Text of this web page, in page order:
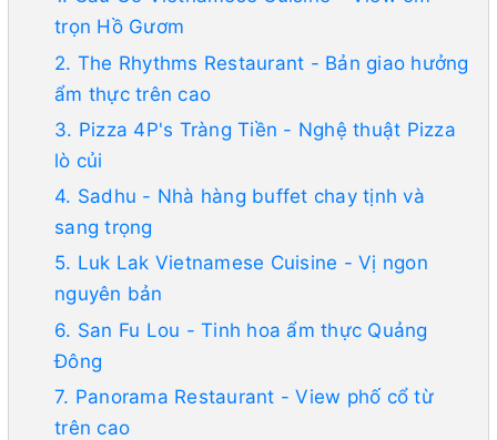
trọn Hồ Gươm
2. The Rhythms Restaurant - Bản giao hưởng
ẩm thực trên cao
3. Pizza 4P's Tràng Tiền - Nghệ thuật Pizza
lò củi
4. Sadhu - Nhà hàng buffet chay tịnh và
sang trọng
5. Luk Lak Vietnamese Cuisine - Vị ngon
nguyên bản
6. San Fu Lou - Tinh hoa ẩm thực Quảng
Đông
7. Panorama Restaurant - View phố cổ từ
trên cao